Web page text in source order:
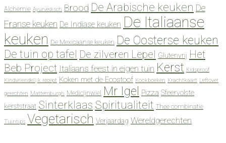
Alchemie Ayurvedisch Brood De Arabische keuken De
Franse keuken De Indiase keuken De Italiaanse
keuken De Mexicaanse keuken De Oosterse keuken
De tuin op tafel De zilveren Lepel Glutenvrij Het
Beb Project Italiaans feest in eigen tuin Kerst Kidsproof
Kindvriendelijk recept Koken met de Ecostoof Kookboeken Krachtkaart Leftover
gerechten Mattemburgh Medicijnwiel Mr Igel Pizza Sfeervolste
kerststraat Sinterklaas Spiritualiteit Thee combinatie
Tuintips Vegetarisch Verjaardag Wereldgerechten